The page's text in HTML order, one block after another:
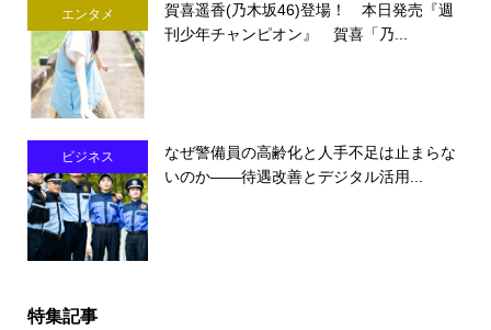
エンタメ
賀喜遥香(乃木坂46)登場！ 本日発売『週
刊少年チャンピオン』 賀喜「乃...
ビジネス
なぜ警備員の高齢化と人手不足は止まらな
いのか――待遇改善とデジタル活用...
特集記事